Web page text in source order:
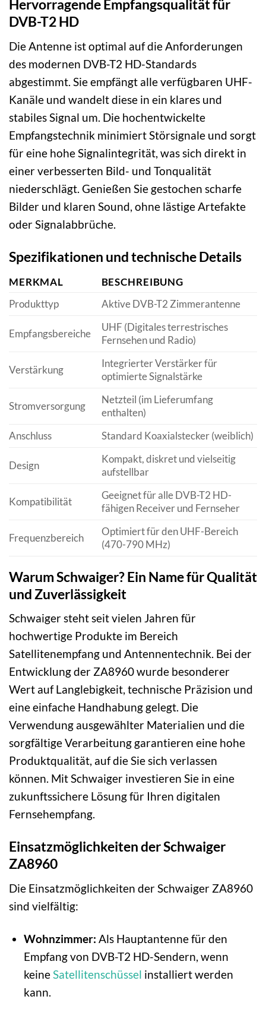
Hervorragende Empfangsqualität für
DVB-T2 HD
Die Antenne ist optimal auf die Anforderungen
des modernen DVB-T2 HD-Standards
abgestimmt. Sie empfängt alle verfügbaren UHF-
Kanäle und wandelt diese in ein klares und
stabiles Signal um. Die hochentwickelte
Empfangstechnik minimiert Störsignale und sorgt
für eine hohe Signalintegrität, was sich direkt in
einer verbesserten Bild- und Tonqualität
niederschlägt. Genießen Sie gestochen scharfe
Bilder und klaren Sound, ohne lästige Artefakte
oder Signalabbrüche.
Spezifikationen und technische Details
MERKMAL
BESCHREIBUNG
Produkttyp
Aktive DVB-T2 Zimmerantenne
Empfangsbereiche
UHF (Digitales terrestrisches
Fernsehen und Radio)
Verstärkung
Integrierter Verstärker für
optimierte Signalstärke
Stromversorgung
Netzteil (im Lieferumfang
enthalten)
Anschluss
Standard Koaxialstecker (weiblich)
Design
Kompakt, diskret und vielseitig
aufstellbar
Kompatibilität
Geeignet für alle DVB-T2 HD-
fähigen Receiver und Fernseher
Frequenzbereich
Optimiert für den UHF-Bereich
(470-790 MHz)
Warum Schwaiger? Ein Name für Qualität
und Zuverlässigkeit
Schwaiger steht seit vielen Jahren für
hochwertige Produkte im Bereich
Satellitenempfang und Antennentechnik. Bei der
Entwicklung der ZA8960 wurde besonderer
Wert auf Langlebigkeit, technische Präzision und
eine einfache Handhabung gelegt. Die
Verwendung ausgewählter Materialien und die
sorgfältige Verarbeitung garantieren eine hohe
Produktqualität, auf die Sie sich verlassen
können. Mit Schwaiger investieren Sie in eine
zukunftssichere Lösung für Ihren digitalen
Fernsehempfang.
Einsatzmöglichkeiten der Schwaiger
ZA8960
Die Einsatzmöglichkeiten der Schwaiger ZA8960
sind vielfältig:
Wohnzimmer: Als Hauptantenne für den
Empfang von DVB-T2 HD-Sendern, wenn
keine Satellitenschüssel installiert werden
kann.